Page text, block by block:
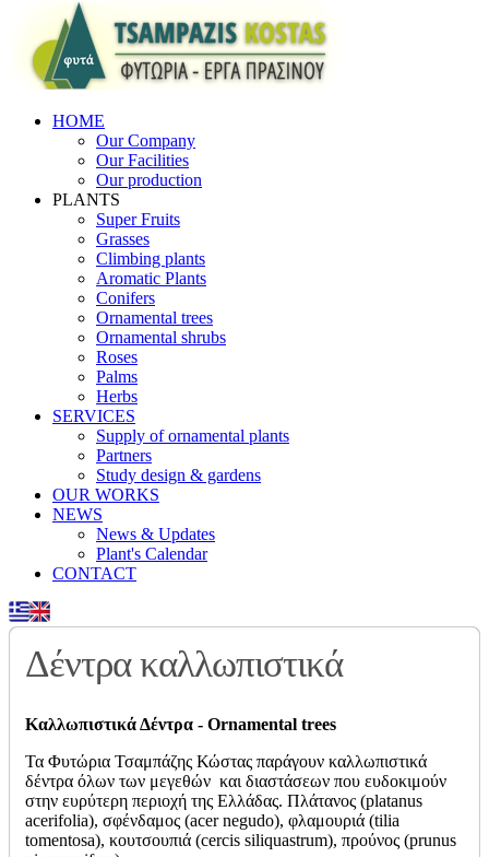
HOME
Our Company
Our Facilities
Our production
PLANTS
Super Fruits
Grasses
Climbing plants
Aromatic Plants
Conifers
Ornamental trees
Ornamental shrubs
Roses
Palms
Herbs
SERVICES
Supply of ornamental plants
Partners
Study design & gardens
OUR WORKS
NEWS
News & Updates
Plant's Calendar
CONTACT
Δέντρα καλλωπιστικά
Καλλωπιστικά Δέντρα - Ornamental trees
Τα Φυτώρια Τσαμπάζης Κώστας παράγουν καλλωπιστικά
δέντρα όλων των μεγεθών και διαστάσεων που ευδοκιμούν
στην ευρύτερη περιοχή της Ελλάδας. Πλάτανος (platanus
acerifolia), σφένδαμος (acer negudo), φλαμουριά (tilia
tomentosa), κουτσουπιά (cercis siliquastrum), προύνος (prunus